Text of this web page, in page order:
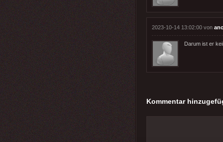
2023-10-14 13:02:00 von
Darum ist er
Kommentar